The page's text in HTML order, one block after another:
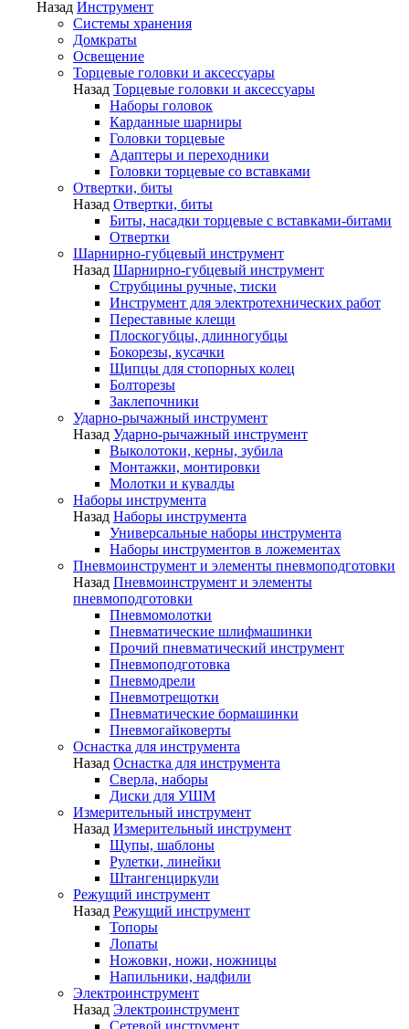
Назад Инструмент
Системы хранения
Домкраты
Освещение
Торцевые головки и аксессуары
Назад Торцевые головки и аксессуары
Наборы головок
Карданные шарниры
Головки торцевые
Адаптеры и переходники
Головки торцевые со вставками
Отвертки, биты
Назад Отвертки, биты
Биты, насадки торцевые с вставками-битами
Отвертки
Шарнирно-губцевый инструмент
Назад Шарнирно-губцевый инструмент
Струбцины ручные, тиски
Инструмент для электротехнических работ
Переставные клещи
Плоскогубцы, длинногубцы
Бокорезы, кусачки
Щипцы для стопорных колец
Болторезы
Заклепочники
Ударно-рычажный инструмент
Назад Ударно-рычажный инструмент
Выколотоки, керны, зубила
Монтажки, монтировки
Молотки и кувалды
Наборы инструмента
Назад Наборы инструмента
Универсальные наборы инструмента
Наборы инструментов в ложементах
Пневмоинструмент и элементы пневмоподготовки
Назад Пневмоинструмент и элементы
пневмоподготовки
Пневмомолотки
Пневматические шлифмашинки
Прочий пневматический инструмент
Пневмоподготовка
Пневмодрели
Пневмотрещотки
Пневматические бормашинки
Пневмогайковерты
Оснастка для инструмента
Назад Оснастка для инструмента
Сверла, наборы
Диски для УШМ
Измерительный инструмент
Назад Измерительный инструмент
Щупы, шаблоны
Рулетки, линейки
Штангенциркули
Режущий инструмент
Назад Режущий инструмент
Топоры
Лопаты
Ножовки, ножи, ножницы
Напильники, надфили
Электроинструмент
Назад Электроинструмент
Сетевой инструмент